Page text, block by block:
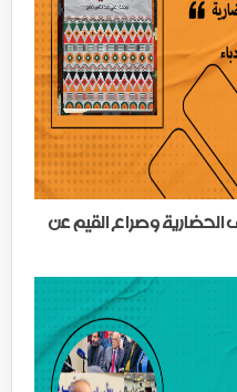
الحضارية وصراع القيم عن